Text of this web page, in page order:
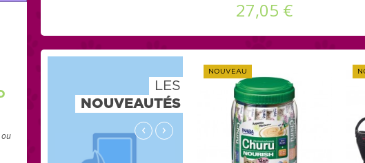
27,05 €
LES
NOUVEAUTÉS
‹ ›
NOUVEAU